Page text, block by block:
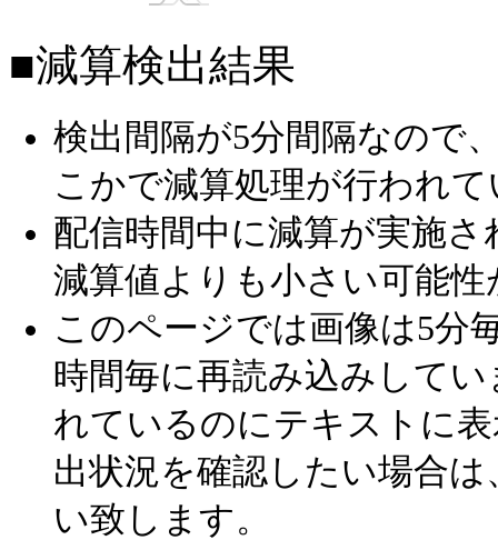
■減算検出結果
検出間隔が5分間隔なので
こかで減算処理が行われ
配信時間中に減算が実施
減算値よりも小さい可能
このページでは画像は5分
時間毎に再読み込みして
れているのにテキストに
出状況を確認したい場合
い致します。